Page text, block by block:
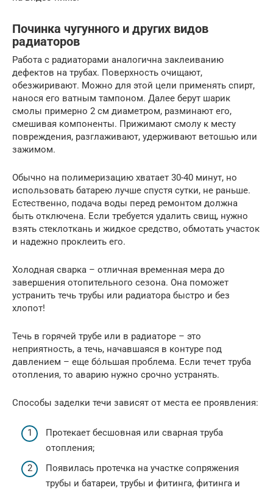
Починка чугунного и других видов
радиаторов
Работа с радиаторами аналогична заклеиванию
дефектов на трубах. Поверхность очищают,
обезжиривают. Можно для этой цели применять спирт,
нанося его ватным тампоном. Далее берут шарик
смолы примерно 2 см диаметром, разминают его,
смешивая компоненты. Прижимают смолу к месту
повреждения, разглаживают, удерживают ветошью или
зажимом.
Обычно на полимеризацию хватает 30-40 минут, но
использовать батарею лучше спустя сутки, не раньше.
Естественно, подача воды перед ремонтом должна
быть отключена. Если требуется удалить свищ, нужно
взять стеклоткань и жидкое средство, обмотать участок
и надежно проклеить его.
Холодная сварка – отличная временная мера до
завершения отопительного сезона. Она поможет
устранить течь трубы или радиатора быстро и без
хлопот!
Течь в горячей трубе или в радиаторе – это
неприятность, а течь, начавшаяся в контуре под
давлением – еще бо́льшая проблема. Если течет труба
отопления, то аварию нужно срочно устранять.
Способы заделки течи зависят от места ее проявления:
Протекает бесшовная или сварная труба
отопления;
Появилась протечка на участке сопряжения
трубы и батареи, трубы и фитинга, фитинга и